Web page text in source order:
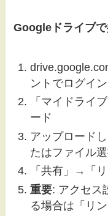
Googleドライブ
ントでログイン
「マイドライ
ード
アップロード
たはファイル
「共有」→「
重要: アクセス
る場合は「リ